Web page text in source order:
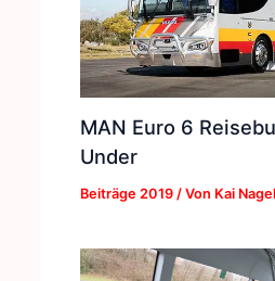
MAN Euro 6
Under
Beiträge 2019/ Von Kai Nagel